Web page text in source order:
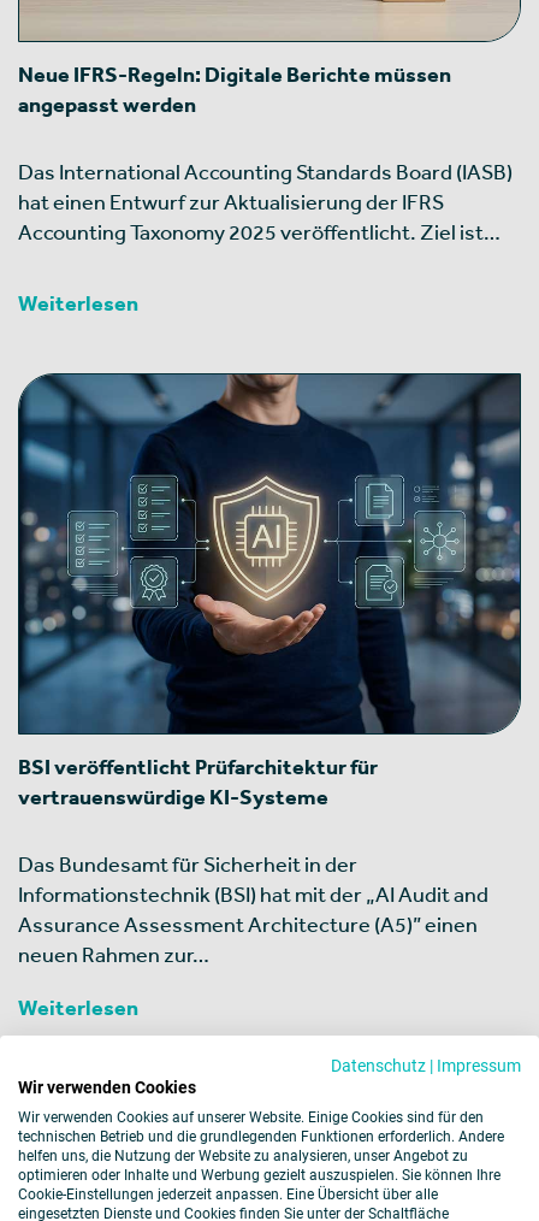
Neue IFRS-Regeln: Digitale Berichte müssen
angepasst werden
Das International Accounting Standards Board (IASB)
hat einen Entwurf zur Aktualisierung der IFRS
Accounting Taxonomy 2025 veröffentlicht. Ziel ist…
Weiterlesen
BSI veröffentlicht Prüfarchitektur für
vertrauenswürdige KI-Systeme
Das Bundesamt für Sicherheit in der
Informationstechnik (BSI) hat mit der „AI Audit and
Assurance Assessment Architecture (A5)” einen
neuen Rahmen zur…
Weiterlesen
Weitere Themen
Datenschutz | Impressum
Wir verwenden Cookies
Wir verwenden Cookies auf unserer Website. Einige Cookies sind für den
technischen Betrieb und die grundlegenden Funktionen erforderlich. Andere
helfen uns, die Nutzung der Website zu analysieren, unser Angebot zu
optimieren oder Inhalte und Werbung gezielt auszuspielen. Sie können Ihre
Cookie-Einstellungen jederzeit anpassen. Eine Übersicht über alle
eingesetzten Dienste und Cookies finden Sie unter der Schaltfläche